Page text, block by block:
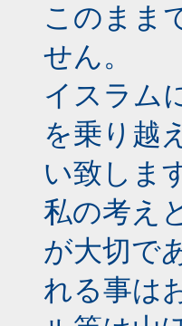
このまま
せん。
イスラム
を乗り越
い致しま
私の考え
が大切で
れる事は